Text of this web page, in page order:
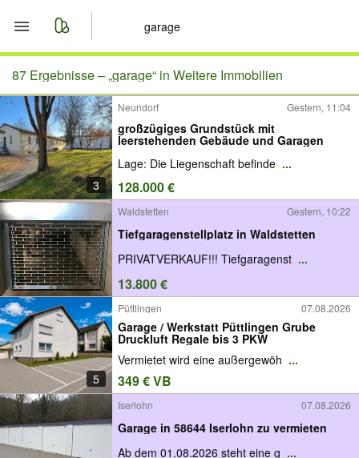
Start
Merkliste
Nachrichten
Anzeige aufgeben
87 Ergebnisse –„garage“ in Weitere Immobilien
3
Neundorf Gestern, 11:04
großzügiges Grundstück mit
leerstehenden Gebäude und Garagen
Lage: Die Liegenschaft befinde ...
128.000 €
Waldstetten Gestern, 10:22
Tiefgaragenstellplatz in Waldstetten
PRIVATVERKAUF!!! Tiefgaragenst ...
13.800 €
5
Püttlingen 07.08.2026
Garage / Werkstatt Püttlingen Grube
Druckluft Regale bis 3 PKW
Vermietet wird eine außergewöh ...
349 € VB
Iserlohn 07.08.2026
Garage in 58644 Iserlohn zu vermieten
Ab dem 01.08.2026 steht eine g ...